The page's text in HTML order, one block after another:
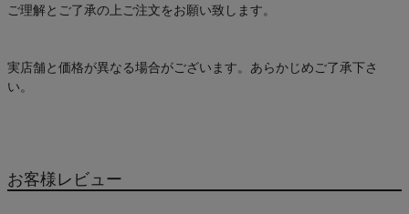
ご理解とご了承の上ご注文をお願い致します。
実店舗と価格が異なる場合がございます。あらかじめご了承下さ
い。
お客様レビュー